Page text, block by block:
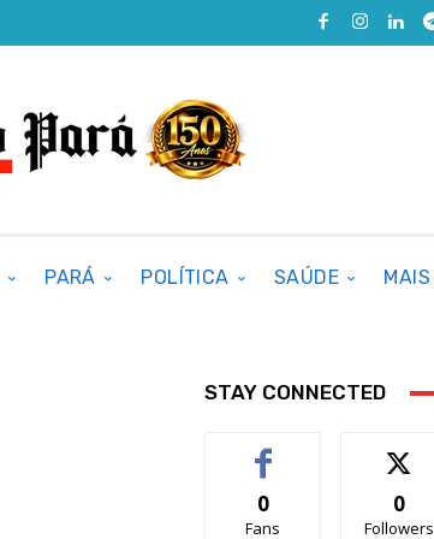
PARÁ POLÍTICA SAÚDE MAIS
STAY CONNECTED
0
Fans
0
Followers